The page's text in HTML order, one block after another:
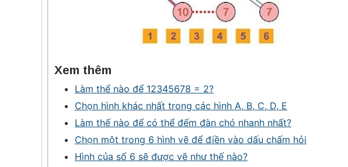
Xem thêm
Làm thể nào để 12345678 = 2?
Chọn hình khác nhất trong các hình A, B, C, D, E
Làm thế nào để có thể đếm đàn chó nhanh nhất?
Chọn một trong 6 hình vẽ để điền vào dấu chấm hỏi
Hình của số 6 sẽ được vẽ như thế nào?